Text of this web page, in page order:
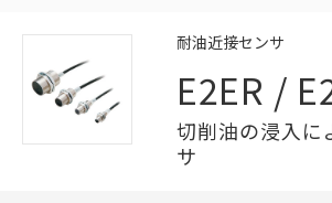
耐油近接センサ
E2ER /
切削油の浸入に
サ